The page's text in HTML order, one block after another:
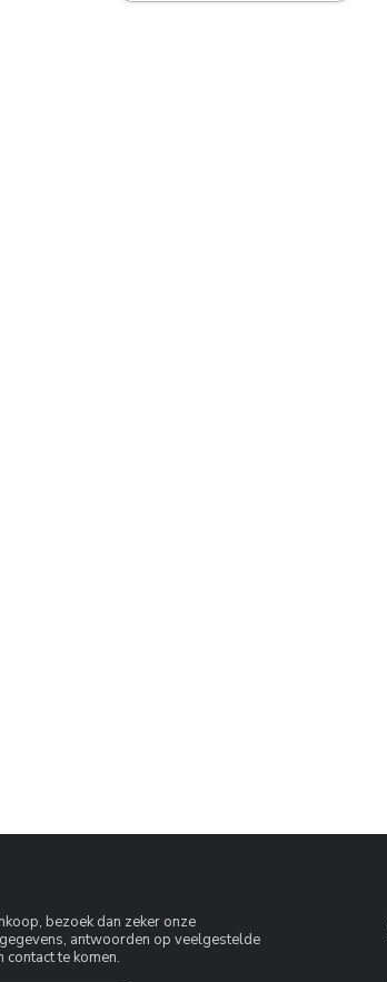
bezoek dan zeker onze
antwoorden op veelgestelde
te komen.